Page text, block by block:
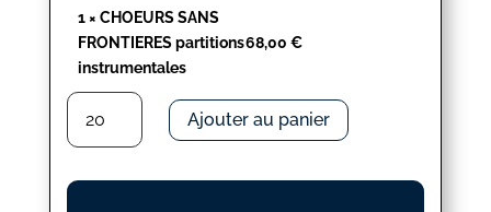
1× CHOEURS SANS
FRONTIERES partitions
instrumentales
68,00 €
quantité
CHOEURS
SANS
Ajouter au panier